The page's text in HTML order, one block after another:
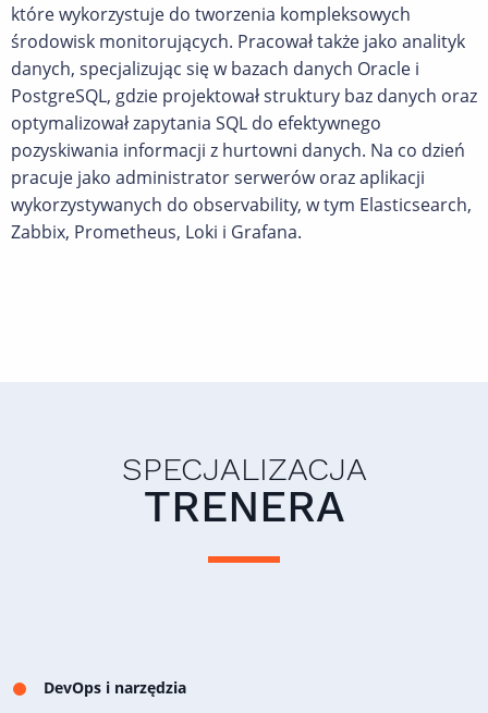
które wykorzystuje do tworzenia kompleksowych
środowisk monitorujących. Pracował także jako analityk
danych, specjalizując się w bazach danych Oracle i
PostgreSQL, gdzie projektował struktury baz danych oraz
optymalizował zapytania SQL do efektywnego
pozyskiwania informacji z hurtowni danych. Na co dzień
pracuje jako administrator serwerów oraz aplikacji
wykorzystywanych do observability, w tym Elasticsearch,
Zabbix, Prometheus, Loki i Grafana.
SPECJALIZACJA
TRENERA
DevOps i narzędzia